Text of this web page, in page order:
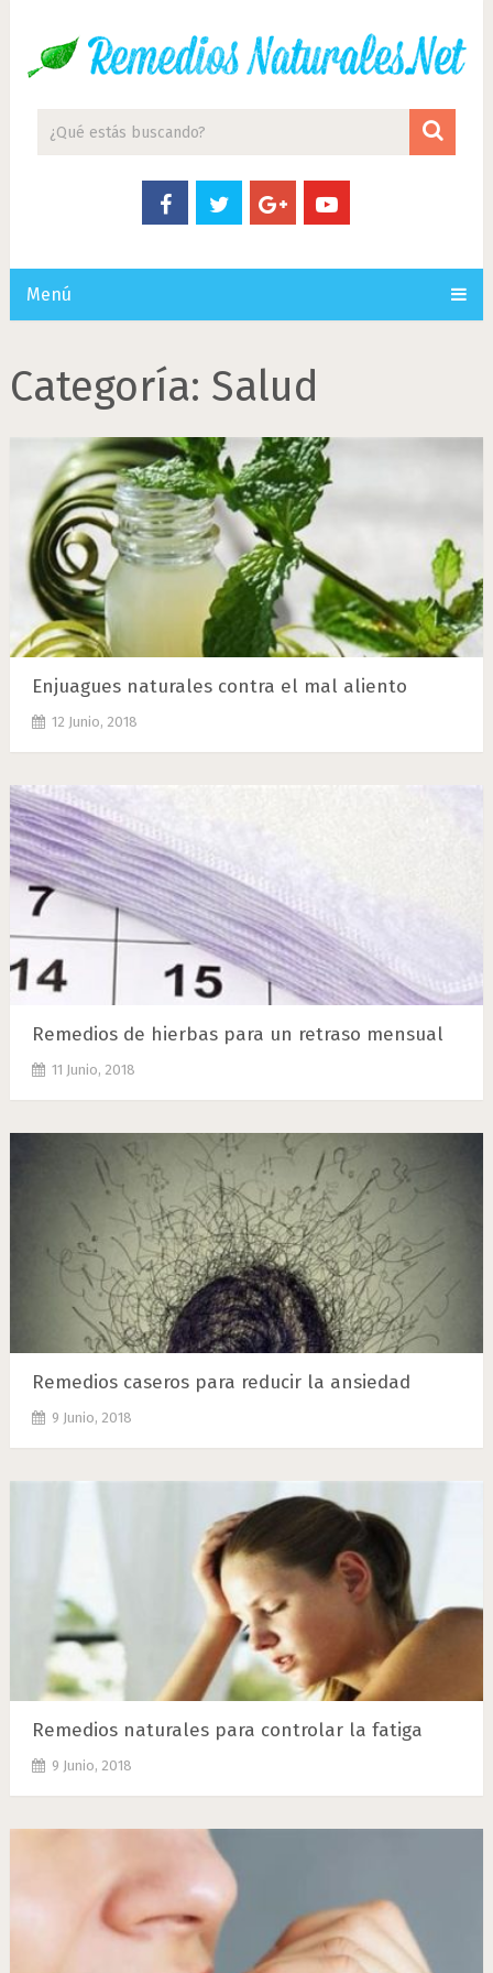
Menú
Categoría: Salud
Enjuagues naturales contra el mal aliento
12 Junio, 2018
Remedios de hierbas para un retraso mensual
11 Junio, 2018
Remedios caseros para reducir la ansiedad
9 Junio, 2018
Remedios naturales para controlar la fatiga
9 Junio, 2018